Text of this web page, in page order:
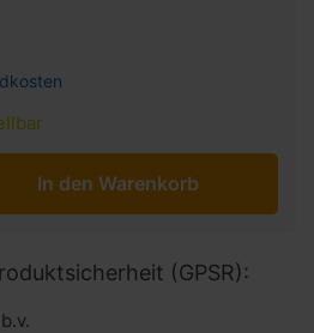
In den Warenkorb
(GPSR):